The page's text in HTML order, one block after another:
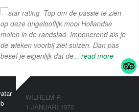
Top om de passie te zien
op deze ongelooflijk mooi Hollandse
molen in de randstad. Imponerend als je
de wieken voorbij ziet suizen. Dan pas
besef je eigenlijk dat de... read more
WILHELM R
1 JANUARI 1970